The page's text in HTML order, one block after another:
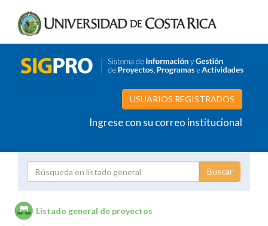
USUARIOS REGISTRADOS
Ingrese con su correo institucional
Listado general de proyectos